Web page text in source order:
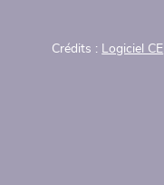
Crédits : Logiciel CE